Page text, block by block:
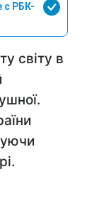
с РБК-
світу в